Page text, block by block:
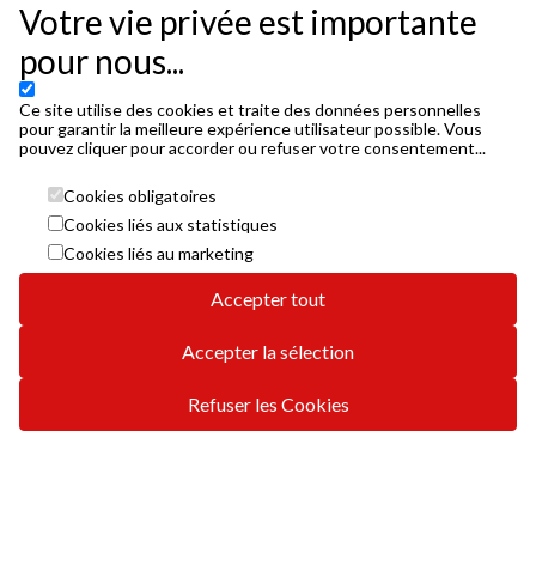
Votre vie privée est importante
pour nous...
Ce site utilise des cookies et traite des données personnelles
pour garantir la meilleure expérience utilisateur possible. Vous
pouvez cliquer pour accorder ou refuser votre consentement...
Cookies obligatoires
Cookies liés aux statistiques
Cookies liés au marketing
Accepter tout
Accepter la sélection
Refuser les Cookies